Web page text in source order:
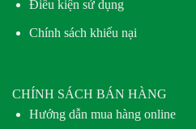
Điều kiện sử dụng
Chính sách khiếu nại
CHÍNH SÁCH BÁN HÀNG
Hướng dẫn mua hàng online